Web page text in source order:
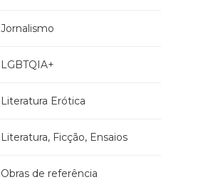
Jornalismo
LGBTQIA+
Literatura Erótica
Literatura, Ficção, Ensaios
Obras de referência